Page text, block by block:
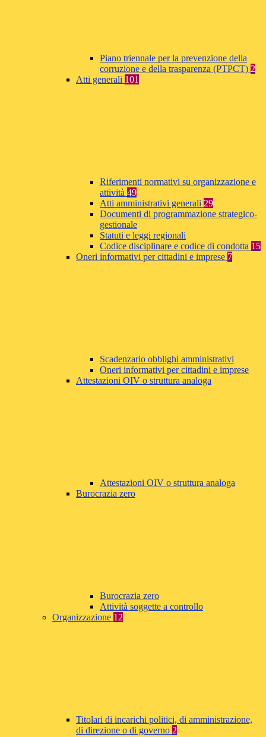
Piano triennale per la prevenzione della
corruzione e della trasparenza (PTPCT) 2
Atti generali 101
Riferimenti normativi su organizzazione e
attività 49
Atti amministrativi generali 29
Documenti di programmazione strategico-
gestionale
Statuti e leggi regionali
Codice disciplinare e codice di condotta 15
Oneri informativi per cittadini e imprese 7
Scadenzario obblighi amministrativi
Oneri informativi per cittadini e imprese
Attestazioni OIV o struttura analoga
Attestazioni OIV o struttura analoga
Burocrazia zero
Burocrazia zero
Attività soggette a controllo
Organizzazione 12
Titolari di incarichi politici, di amministrazione,
di direzione o di governo 2